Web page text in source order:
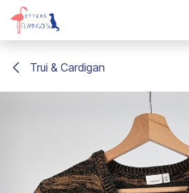
Overslaan naar inhoud
Trui & Cardigan